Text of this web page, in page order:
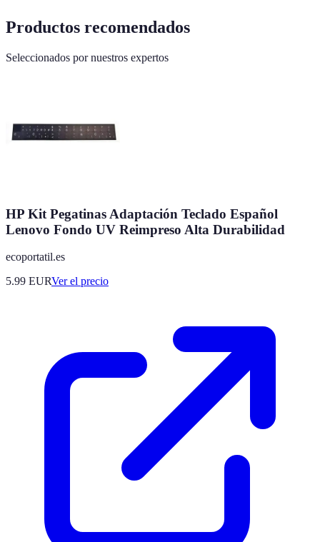
Productos recomendados
Seleccionados por nuestros expertos
HP Kit Pegatinas Adaptación Teclado Español
Lenovo Fondo UV Reimpreso Alta Durabilidad
ecoportatil.es
5.99 EURVer el precio